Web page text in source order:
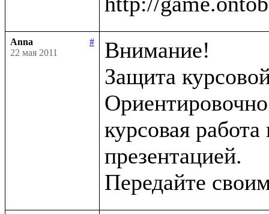
Anna
#
22 мая 2011
Внимание!
Защита
курсовая
презентацией.